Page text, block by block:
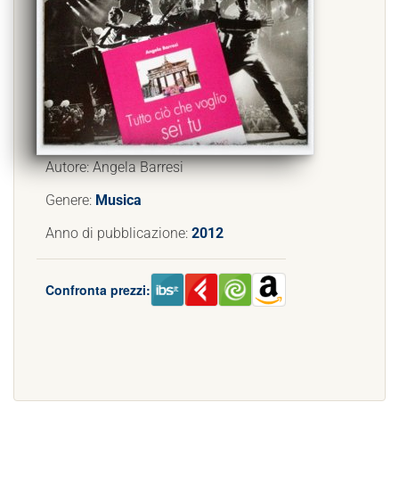
Autore: Angela Barresi
Genere: Musica
Anno di pubblicazione: 2012
Confronta prezzi: